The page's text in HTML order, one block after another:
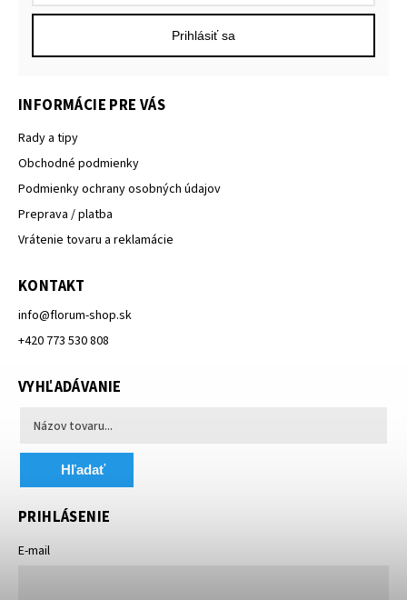
Prihlásiť sa
INFORMÁCIE PRE VÁS
Rady a tipy
Obchodné podmienky
Podmienky ochrany osobných údajov
Preprava / platba
Vrátenie tovaru a reklamácie
KONTAKT
info@florum-shop.sk
+420 773 530 808
VYHĽADÁVANIE
Hľadať
PRIHLÁSENIE
E-mail